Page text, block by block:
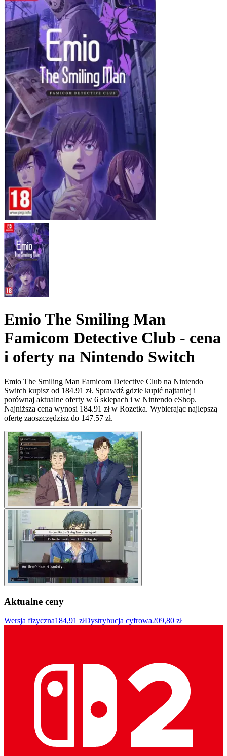
Emio The Smiling Man
Famicom Detective Club - cena
i oferty na Nintendo Switch
Emio The Smiling Man Famicom Detective Club na Nintendo
Switch kupisz od 184.91 zł. Sprawdź gdzie kupić najtaniej i
porównaj aktualne oferty w 6 sklepach i w Nintendo eShop.
Najniższa cena wynosi 184.91 zł w Rozetka. Wybierając najlepszą
ofertę zaoszczędzisz do 147.57 zł.
Aktualne ceny
Wersja fizyczna184,91 złDystrybucja cyfrowa209,80 zł